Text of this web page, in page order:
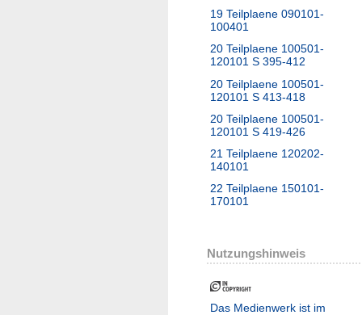
19 Teilplaene 090101-
100401
20 Teilplaene 100501-
120101 S 395-412
20 Teilplaene 100501-
120101 S 413-418
20 Teilplaene 100501-
120101 S 419-426
21 Teilplaene 120202-
140101
22 Teilplaene 150101-
170101
Nutzungshinweis
Das Medienwerk ist im